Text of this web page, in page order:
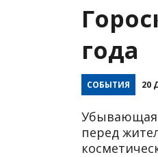
года
СОБЫТИЯ 20
Убывающая
перед